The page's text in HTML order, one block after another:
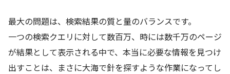
最大の問題は、検索結果の質と量のバランスです。
一つの検索クエリに対して数百万、時には数千万のページ
が結果として表示される中で、本当に必要な情報を見つけ
出すことは、まさに大海で針を探すような作業になってし